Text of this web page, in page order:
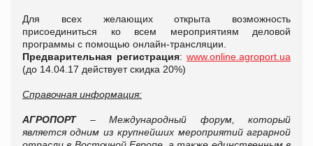
Для всех желающих открыта возможность
присоединиться ко всем мероприятиям деловой
программы с помощью онлайн-трансляции.
Предварительная регистрация: www.online.agroport.ua
(до 14.04.17 действует скидка 20%)
Справочная информация:
АГРОПОРТ– Международный форум, который
является одним из крупнейших мероприятий аграрной